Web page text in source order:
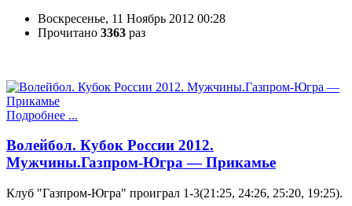
Воскресенье, 11 Ноябрь 2012 00:28
Прочитано 3363 раз
Подробнее ...
Волейбол. Кубок России 2012.
Мужчины.Газпром-Югра — Прикамье
Клуб "Газпром-Югра" проиграл 1-3(21:25, 24:26, 25:20, 19:25).